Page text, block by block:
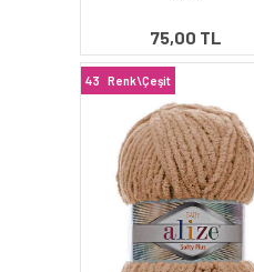
75,00 TL
43 Renk\Çeşit